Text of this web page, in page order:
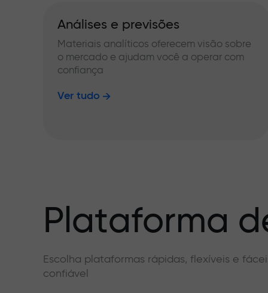
Análises e previsões
Materiais analíticos oferecem visão sobre
o mercado e ajudam você a operar com
confiança
Ver tudo
Plataforma
Escolha plataformas rápidas, flexíveis e
confiável